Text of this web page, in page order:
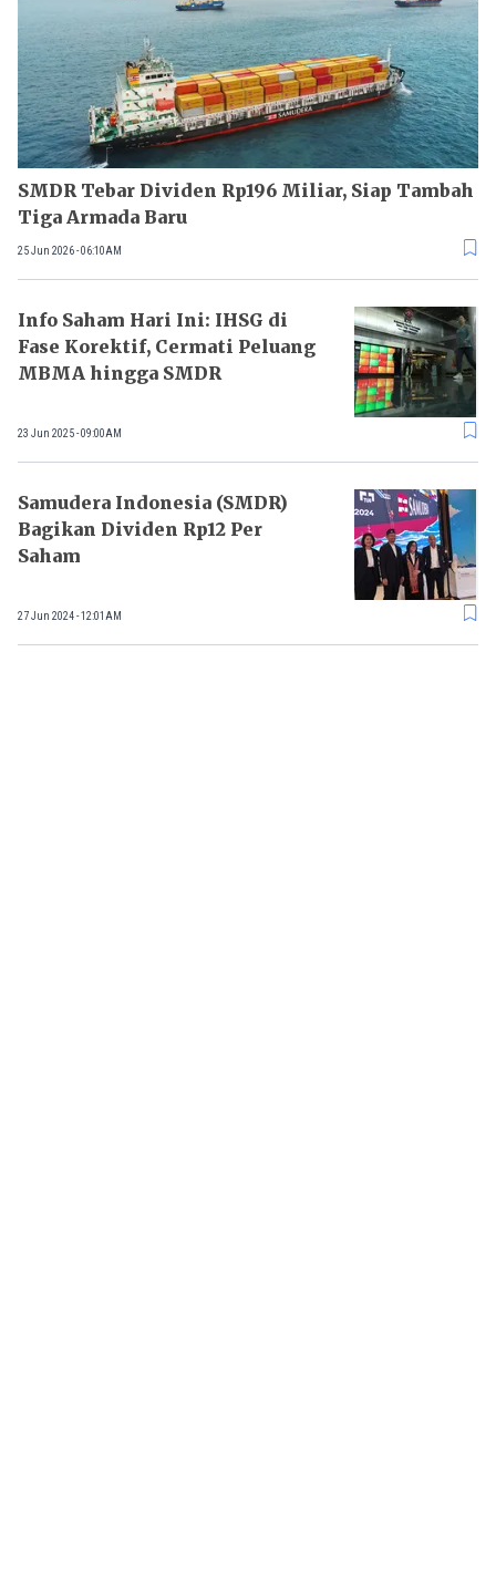
SMDR Tebar Dividen Rp196 Miliar, Siap Tambah
Tiga Armada Baru
25 Jun 2026 - 06:10AM
Info Saham Hari Ini: IHSG di
Fase Korektif, Cermati Peluang
MBMA hingga SMDR
23 Jun 2025 - 09:00AM
Samudera Indonesia (SMDR)
Bagikan Dividen Rp12 Per
Saham
27 Jun 2024 - 12:01AM